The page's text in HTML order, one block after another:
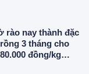
rào nay thành đặc
3 tháng cho
đồng/kg